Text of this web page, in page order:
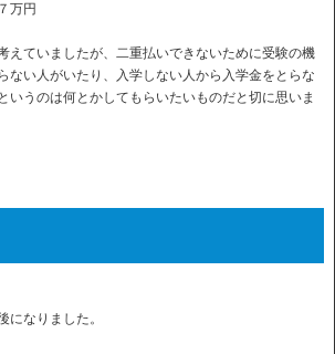
万円
えていましたが、二重払いできないために受験の機
ない人がいたり、入学しない人から入学金をとらな
いうのは何とかしてもらいたいものだと切に思いま
になりました。